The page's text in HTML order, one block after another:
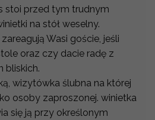
stoi przed tym trudnym
na stół weselny.
Wasi goście, jeśli
oraz czy dacie radę z
bliskich.
wizytówka ślubna na której
osoby zaproszonej. winietka
się ją przy określonym